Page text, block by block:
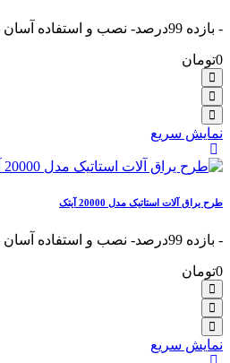
- بازده 99درصد- نصب و استفاده آسان - داراي پايه جدا شونده - بدون نياز به جريان برق- ر.....
0تومان
نمایش سریع
طرح یراق آلات استاتیک مدل 20000 آیتک
- بازده 99درصد- نصب و استفاده آسان - داراي پايه جدا شونده - بدون نياز به جريان برق- ر.....
0تومان
نمایش سریع